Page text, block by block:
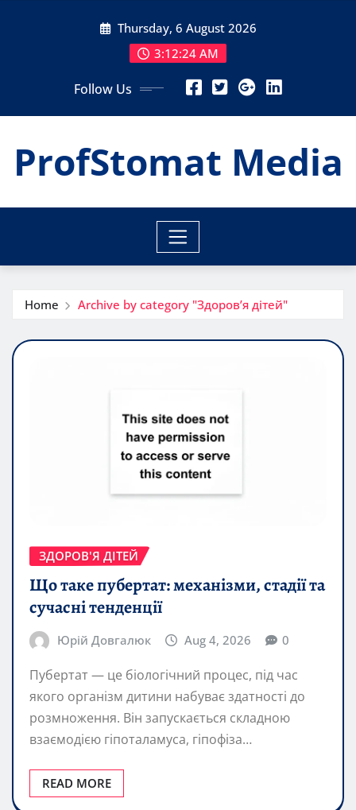
Thursday, 6 August 2026
3:12:26 AM
Follow Us
ProfStomat Media
Home Archive by category "Здоров’я дітей"
ЗДОРОВ'Я ДІТЕЙ
Що таке пубертат: механізми, стадії та
сучасні тенденції
Юрій Довгалюк Aug 4, 2026 0
Пубертат — це біологічний процес, під час
якого організм дитини набуває здатності до
розмноження. Він запускається складною
взаємодією гіпоталамуса, гіпофіза…
READ MORE